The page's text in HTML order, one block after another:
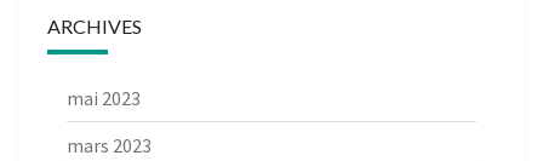
ARCHIVES
mai 2023
mars 2023